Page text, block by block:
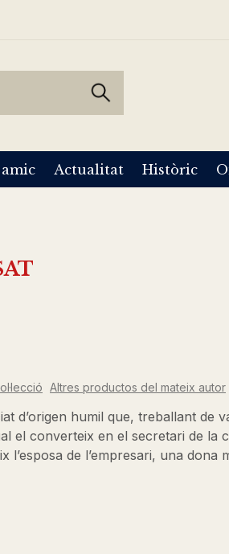
Actualitat Històric
Altres productos del mateix autor
d’origen humil que, treballant de
el converteix en el secretari de la
l’esposa de l’empresari, una